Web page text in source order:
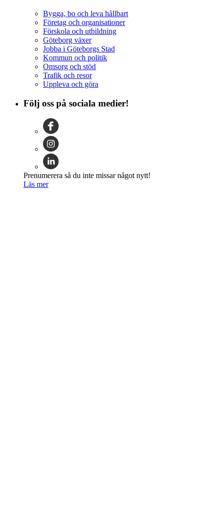
Bygga, bo och leva hållbart
Företag och organisationer
Förskola och utbildning
Göteborg växer
Jobba i Göteborgs Stad
Kommun och politik
Omsorg och stöd
Trafik och resor
Uppleva och göra
Följ oss på sociala medier!
Prenumerera så du inte missar något nytt!
Läs mer